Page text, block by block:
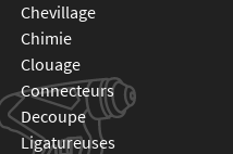
chevillage
chimie
clouage
connecteurs
decoupe
ligatureuses